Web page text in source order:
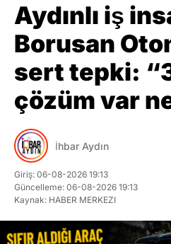
Aydınlı iş
Borusan
sert tepki:
çözüm var
İhbar Aydın
Giriş: 06-08-2026 19:13
Güncelleme: 06-08-2026 19:13
Kaynak: HABER MERKEZI